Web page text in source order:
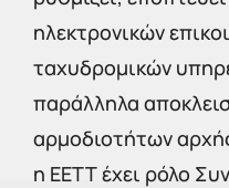
ηλεκτρονικών
ταχυδρομικών
παράλληλα
αρμοδιοτήτων
η ΕΕΤΤ έχει ρόλο